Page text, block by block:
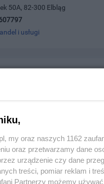
50A, 82-300 Elbląg
i usługi
14c, 83-110 Tczew
my oraz naszych 1162
oraz przetwarzamy dane
urządzenie czy dane
treści, pomiar reklam i
Partnerzy możemy